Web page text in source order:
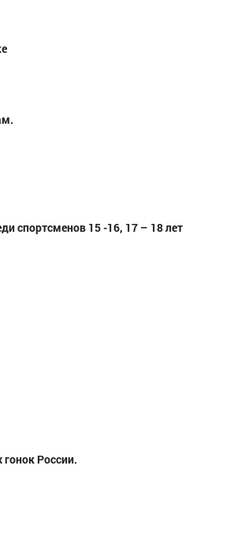
15 -16, 17 – 18 лет
России.